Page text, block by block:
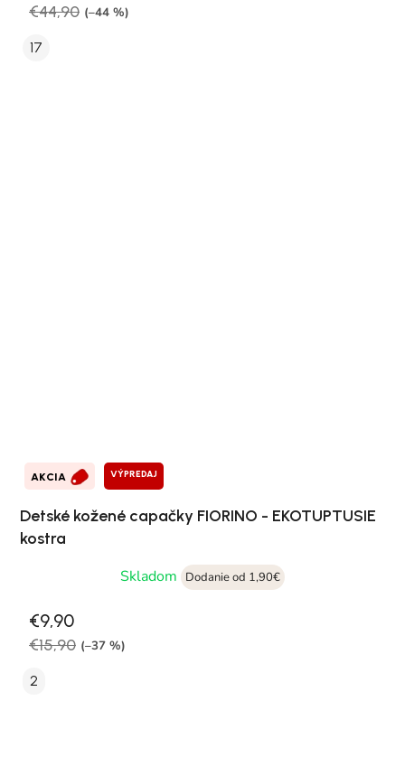
€44,90 (–44 %)
17
AKCIA VÝPREDAJ
Detské kožené capačky FIORINO - EKOTUPTUSIE
kostra
Skladom
Dodanie od 1,90€
€9,90
€15,90 (–37 %)
2